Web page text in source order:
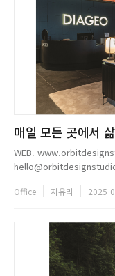
매일 모든 곳에서
WEB.
Office 지유리 2025-